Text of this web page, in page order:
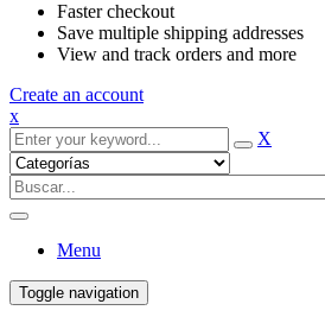
Faster checkout
Save multiple shipping addresses
View and track orders and more
Create an account
x
X
Menu
Toggle navigation